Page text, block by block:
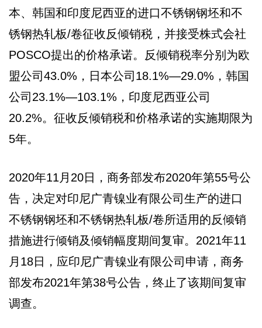
本、韩国和印度尼西亚的进口不锈钢钢坯和不
锈钢热轧板/卷征收反倾销税，并接受株式会社
POSCO提出的价格承诺。反倾销税率分别为欧
盟公司43.0%，日本公司18.1%—29.0%，韩国
公司23.1%—103.1%，印度尼西亚公司
20.2%。征收反倾销税和价格承诺的实施期限为
5年。
2020年11月20日，商务部发布2020年第55号公
告，决定对印尼广青镍业有限公司生产的进口
不锈钢钢坯和不锈钢热轧板/卷所适用的反倾销
措施进行倾销及倾销幅度期间复审。2021年11
月18日，应印尼广青镍业有限公司申请，商务
部发布2021年第38号公告，终止了该期间复审
调查。